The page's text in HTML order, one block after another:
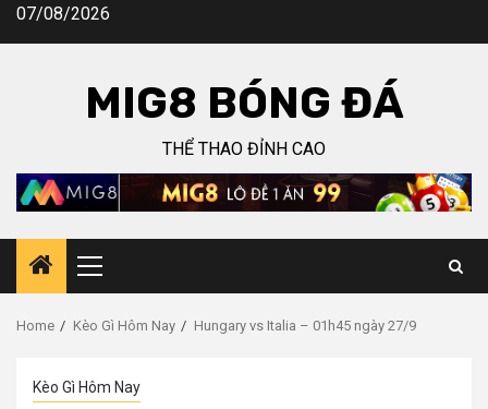
Skip07/08/2026
MIG8 BÓNG ĐÁ
THỂ THAO ĐỈNH CAO
Primary
Menu
Home Kèo Gì Hôm Nay Hungary vs Italia – 01h45 ngày 27/9
Kèo Gì Hôm Nay